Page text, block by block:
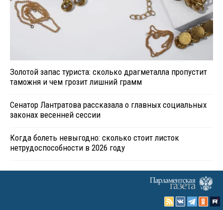
Золотой запас туриста: сколько драгметалла пропустит
таможня и чем грозит лишний грамм
Сенатор Лантратова рассказала о главных социальных
законах весенней сессии
Когда болеть невыгодно: сколько стоит листок
нетрудоспособности в 2026 году